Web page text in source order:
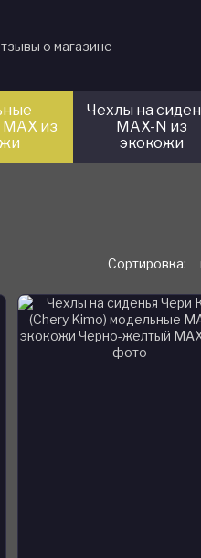
о магазине
из
Чехлы на
MAX-N из
экокожи
Сортировка: